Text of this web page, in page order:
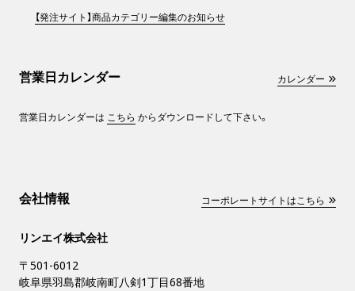
【発注サイト】商品カテゴリー編集のお知らせ
営業日カレンダー カレンダー
営業日カレンダーは こちら からダウンロードして下さい。
会社情報 コーポレートサイトはこちら
リンエイ株式会社
〒501-6012
岐阜県羽島郡岐南町八剣1丁目68番地